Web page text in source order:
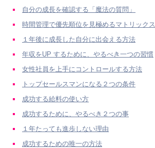
自分の成長を確認する「魔法の質問」
時間管理で優先順位を見極めるマトリックス
１年後に成長した自分に出会える方法
年収をUP するために、やるべき一つの習慣
女性社員を上手にコントロールする方法
トップセールスマンになる２つの条件
成功する給料の使い方
成功するために、やるべき２つの事
１年たっても進歩しない理由
成功するための唯一の方法